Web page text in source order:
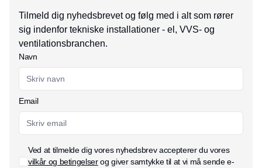
Tilmeld dig nyhedsbrevet og følg med i alt som rører
sig indenfor tekniske installationer - el, VVS- og
ventilationsbranchen.
Navn
Email
Ved at tilmelde dig vores nyhedsbrev accepterer du vores
vilkår og betingelserog giver samtykke til at vi må sende e-